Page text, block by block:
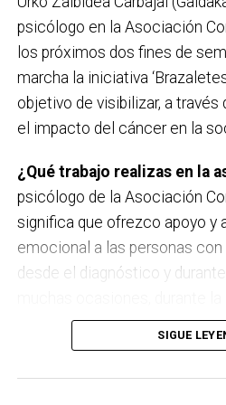
Kaotiko
Viernes 18 de septiembre
Les Testarudes
Sábado 19 de septiembre
psicólogo en la Asociación
los próximos dos fines de
marcha la iniciativa
objetivo de visibilizar, a través
el impacto del cáncer en la
¿Qué trabajo realizas en la
psicólogo de la Asociación
significa que ofrezco apoyo y
emocional a las personas
desde el diagnóstico y
que surjan miedos, dudas,
sufrimiento. Mi labor es estar
momentos tan duros,
SIGUE